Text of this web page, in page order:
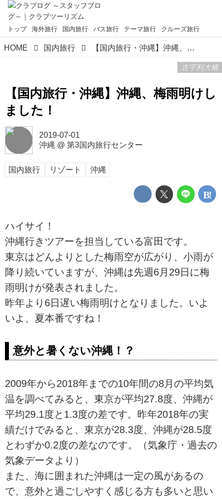
トップ 海外旅行 国内旅行 バス旅行 テーマ旅行 クルーズ旅行
HOME 国内旅行 【国内旅行・沖縄】沖縄、梅雨明けしました！
古宇利大橋
【国内旅行・沖縄】沖縄、梅雨明けし
ました！
2019-07-01
沖縄@ 第3国内旅行センター
国内旅行 リゾート 沖縄
ハイサイ！
沖縄行きツアーを担当している富田です。
東京はどんよりとした梅雨空が広がり、小雨が
降り続いていますが、沖縄は先週6月29日に梅
雨明けが発表されました。
昨年より6日遅い梅雨明けとなりました。いよ
いよ、夏本番ですね！
意外と暑くない沖縄！？
2009年から2018年までの10年間の8月の平均気
温を調べてみると、東京が平均27.8度、沖縄が
平均29.1度と1.3度の差です。昨年2018年の実
績だけでみると、東京が28.3度、沖縄が28.5度
とわずか0.2度の差なのです。（気象庁・過去の
気象データより）
また、海に囲まれた沖縄は一定の風があるの
で、意外と過ごしやすく感じる方も多いと思い